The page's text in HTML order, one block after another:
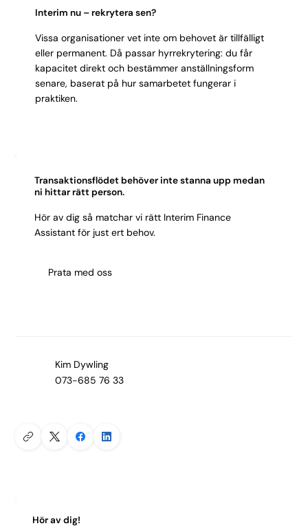
Interim nu – rekrytera sen?
Vissa organisationer vet inte om behovet är tillfälligt
eller permanent. Då passar hyrrekrytering: du får
kapacitet direkt och bestämmer anställningsform
senare, baserat på hur samarbetet fungerar i
praktiken.
Transaktionsflödet behöver inte stanna upp medan
ni hittar rätt person.
Hör av dig så matchar vi rätt Interim Finance
Assistant för just ert behov.
Prata med oss
Kim Dywling
073-685 76 33
Hör av dig!